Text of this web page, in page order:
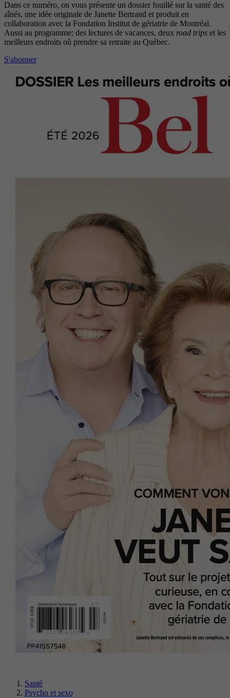
Dans ce numéro, on vous présente un dossier fouillé sur la santé des
aînés, une idée originale de Janette Bertrand et produit en
collaboration avec la Fondation Institut de gériatrie de Montréal.
Aussi au programme: des lectures de vacances, deux road trips et les
meilleurs endroits où prendre sa retraite au Québec.
S'abonner
Santé
Psycho et sexo